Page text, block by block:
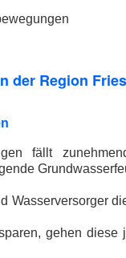
der Region
fällt
Wasserversorger
gehen